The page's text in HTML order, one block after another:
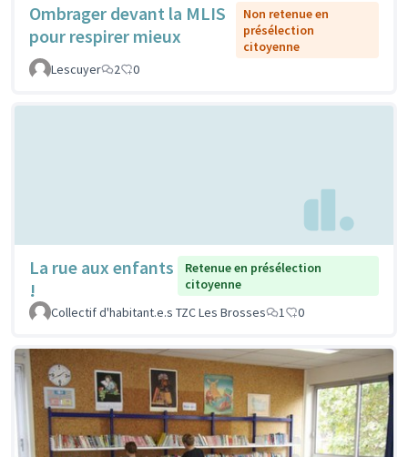
Ombrager devant la MLIS
pour respirer mieux
Non retenue en
présélection
citoyenne
Lescuyer
2 0
La rue aux enfants
!
Retenue en présélection
citoyenne
Collectif d'habitant.e.s TZC Les Brosses
1 0